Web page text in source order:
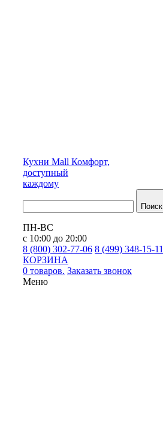
Кухни Mall Комфорт,
доступный
каждому
Поиск
ПН-ВС
с 10:00 до 20:00
8 (800) 302-77-06 8 (499) 348-15-11
КОРЗИНА
0 товаров. Заказать звонок
Меню